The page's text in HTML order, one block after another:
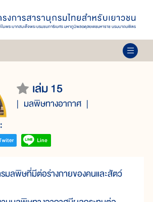
เล่ม 15
มลพิษทางอากาศ
มลพิษที่มีต่อร่างกายของคนและสัตว์